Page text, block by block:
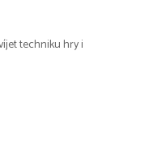
techniku hry i